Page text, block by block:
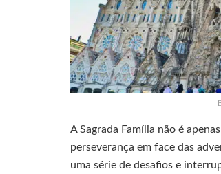
A Sagrada Família não é
perseverança em face das
uma série de desafios e